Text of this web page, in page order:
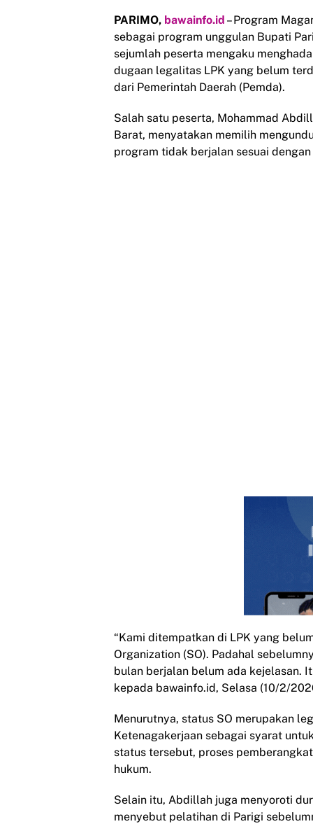
PARIMO, bawainfo.id – Program
sebagai program unggulan Bupati
sejumlah peserta mengaku
dugaan legalitas LPK yang belum
dari Pemerintah Daerah (Pemda).
Salah satu peserta, Mohammad
Barat, menyatakan memilih
program tidak berjalan sesuai
“Kami ditempatkan di LPK yang
Organization (SO). Padahal
bulan berjalan belum ada kejelasan.
kepada bawainfo.id, Selasa (10/2/
Menurutnya, status SO merupakan
Ketenagakerjaan sebagai syarat
status tersebut, proses
hukum.
Selain itu, Abdillah juga menyoroti
menyebut pelatihan di Parigi